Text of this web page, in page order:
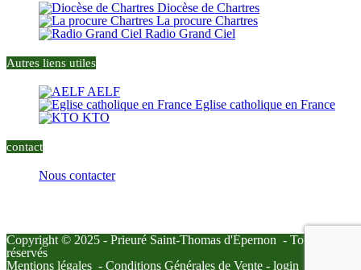
Diocèse de Chartres
La procure Chartres
Radio Grand Ciel
Autres liens utiles
AELF
Eglise catholique en France
KTO
contact
Nous contacter
Copyright © 2025 - Prieuré Saint-Thomas d'Épernon - Tous droits
réservés
Mentions légales - Conditions Générales de Vente - login